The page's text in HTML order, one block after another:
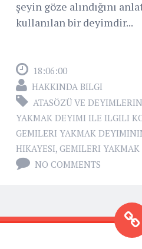
şeyin göze alındığını
kullanılan bir deyimdir...
18:06:00
HAKKINDA BILGI
ATASÖZÜ VE
YAKMAK DEYIMI ILE ILGILI
GEMILERI YAKMAK
HIKAYESI, GEMILERI
NO COMMENTS